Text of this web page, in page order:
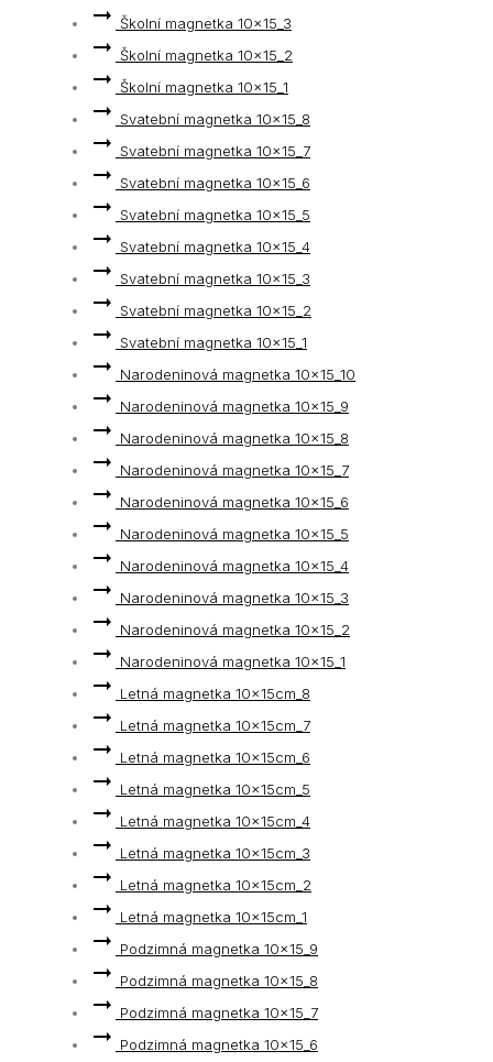
Školní magnetka 10x15_3
Školní magnetka 10x15_2
Školní magnetka 10x15_1
Svatební magnetka 10x15_8
Svatební magnetka 10x15_7
Svatební magnetka 10x15_6
Svatební magnetka 10x15_5
Svatební magnetka 10x15_4
Svatební magnetka 10x15_3
Svatební magnetka 10x15_2
Svatební magnetka 10x15_1
Narodeninová magnetka 10x15_10
Narodeninová magnetka 10x15_9
Narodeninová magnetka 10x15_8
Narodeninová magnetka 10x15_7
Narodeninová magnetka 10x15_6
Narodeninová magnetka 10x15_5
Narodeninová magnetka 10x15_4
Narodeninová magnetka 10x15_3
Narodeninová magnetka 10x15_2
Narodeninová magnetka 10x15_1
Letná magnetka 10x15cm_8
Letná magnetka 10x15cm_7
Letná magnetka 10x15cm_6
Letná magnetka 10x15cm_5
Letná magnetka 10x15cm_4
Letná magnetka 10x15cm_3
Letná magnetka 10x15cm_2
Letná magnetka 10x15cm_1
Podzimná magnetka 10x15_9
Podzimná magnetka 10x15_8
Podzimná magnetka 10x15_7
Podzimná magnetka 10x15_6